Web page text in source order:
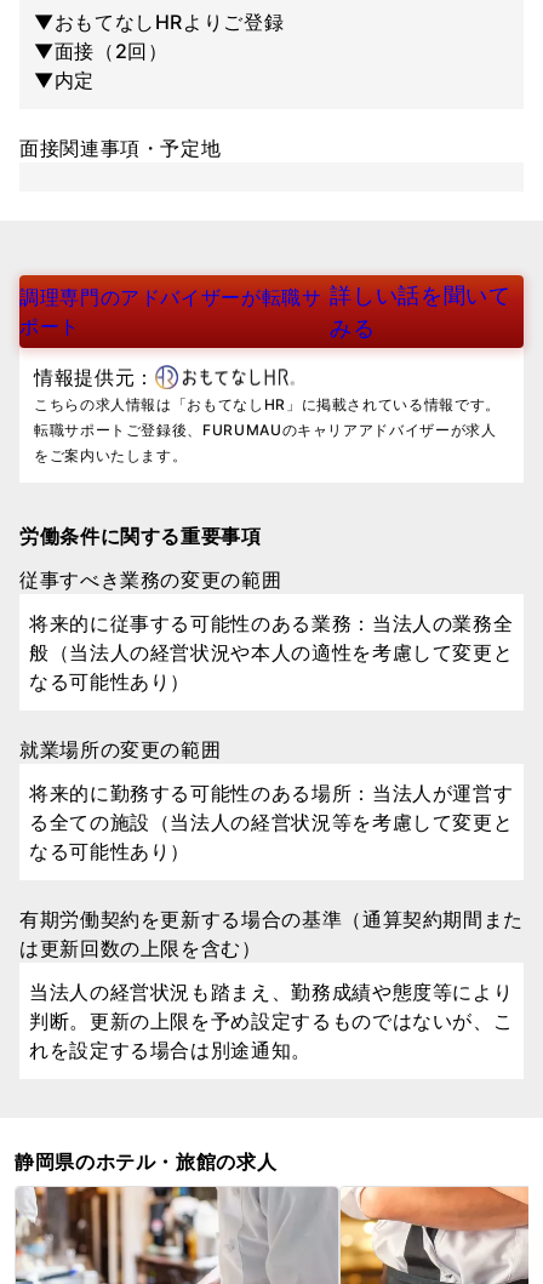
▼おもてなしHRよりご登録
▼面接（2回）
▼内定
面接関連事項・予定地
調理専門のアドバイザーが転職サ
ポート
詳しい話を聞いて
みる
情報提供元：
こちらの求人情報は「おもてなしHR」に掲載されている情報です。
転職サポートご登録後、FURUMAUのキャリアアドバイザーが求人
をご案内いたします。
労働条件に関する重要事項
従事すべき業務の変更の範囲
将来的に従事する可能性のある業務：当法人の業務全
般（当法人の経営状況や本人の適性を考慮して変更と
なる可能性あり）
就業場所の変更の範囲
将来的に勤務する可能性のある場所：当法人が運営す
る全ての施設（当法人の経営状況等を考慮して変更と
なる可能性あり）
有期労働契約を更新する場合の基準（通算契約期間また
は更新回数の上限を含む）
当法人の経営状況も踏まえ、勤務成績や態度等により
判断。更新の上限を予め設定するものではないが、こ
れを設定する場合は別途通知。
静岡県のホテル・旅館の求人